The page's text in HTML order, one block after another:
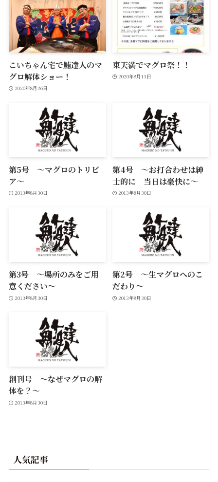
こいちゃん宅で鮪達人のマ
グロ解体ショー！
2020年8月26日
東天満でマグロ祭！！
2020年8月13日
第5号 ～マグロのトリビ
ア～
2013年8月30日
第4号 ～お打合わせは紳
士的に 当日は豪快に～
2013年8月30日
第3号 ～場所のみをご用
意ください～
2013年8月30日
第2号 ～生マグロへのこ
だわり～
2013年8月30日
創刊号 ～なぜマグロの解
体を？～
2013年8月30日
人気記事